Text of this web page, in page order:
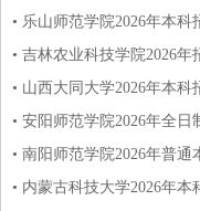
• 乐山师范学院2026年本科
• 吉林农业科技学院2026年
• 山西大同大学2026年本科
• 安阳师范学院2026年全日
• 南阳师范学院2026年普通
• 内蒙古科技大学2026年本